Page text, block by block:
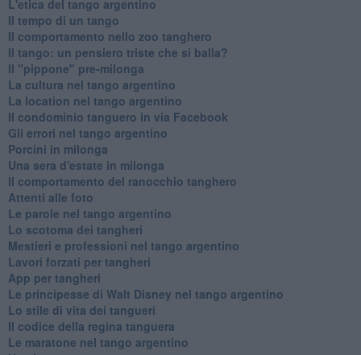
L'etica del tango argentino
Il tempo di un tango
Il comportamento nello zoo tanghero
Il tango: un pensiero triste che si balla?
Il "pippone" pre-milonga
La cultura nel tango argentino
La location nel tango argentino
Il condominio tanguero in via Facebook
Gli errori nel tango argentino
Porcini in milonga
Una sera d'estate in milonga
Il comportamento del ranocchio tanghero
Attenti alle foto
Le parole nel tango argentino
Lo scotoma dei tangheri
Mestieri e professioni nel tango argentino
Lavori forzati per tangheri
App per tangheri
Le principesse di Walt Disney nel tango argentino
Lo stile di vita dei tangueri
Il codice della regina tanguera
Le maratone nel tango argentino